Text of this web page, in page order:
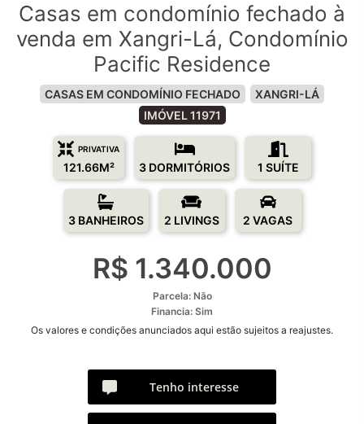
Casas em condomínio fechado à
venda em Xangri-Lá, Condomínio
Pacific Residence
CASAS EM CONDOMÍNIO FECHADO
XANGRI-LÁ
IMÓVEL 11971
PRIVATIVA
121.66M² 3 DORMITÓRIOS 1 SUÍTE
3 BANHEIROS 2 LIVINGS 2 VAGAS
R$ 1.340.000
Parcela: Não
Financia: Sim
Os valores e condições anunciados aqui estão sujeitos a reajustes.
Tenho interesse